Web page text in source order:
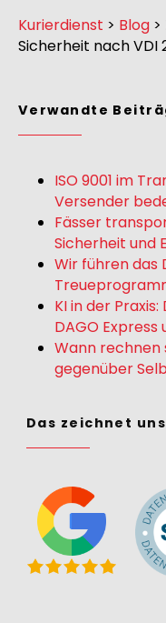
Kurierdienst > Blog >
Sicherheit nach VDI
Verwandte
ISO 9001 im
Versender
Fässer
Sicherheit und
Wir führen das
KI in der
DAGO Express
Wann rechnen
gegenüber
Das zeichnet